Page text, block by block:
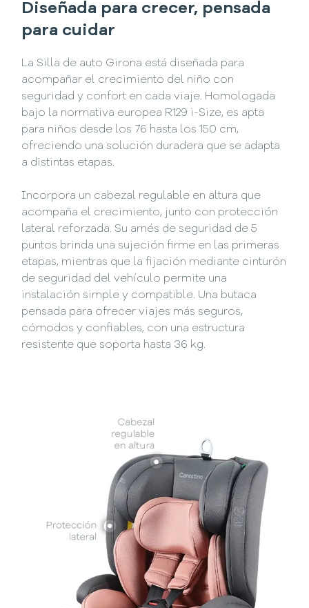
Diseñada para crecer, pensada
para cuidar
La Silla de auto Girona está diseñada para
acompañar el crecimiento del niño con
seguridad y confort en cada viaje. Homologada
bajo la normativa europea R129 i-Size, es apta
para niños desde los 76 hasta los 150 cm,
ofreciendo una solución duradera que se adapta
a distintas etapas.
Incorpora un cabezal regulable en altura que
acompaña el crecimiento, junto con protección
lateral reforzada. Su arnés de seguridad de 5
puntos brinda una sujeción firme en las primeras
etapas, mientras que la fijación mediante cinturón
de seguridad del vehículo permite una
instalación simple y compatible. Una butaca
pensada para ofrecer viajes más seguros,
cómodos y confiables, con una estructura
resistente que soporta hasta 36 kg.